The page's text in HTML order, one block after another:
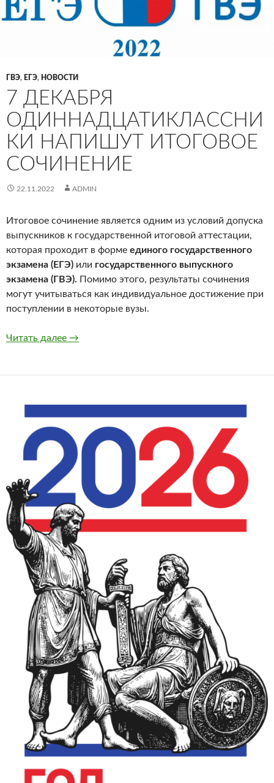
ГВЭ, ЕГЭ, НОВОСТИ
7 ДЕКАБРЯ
ОДИННАДЦАТИКЛАССНИ
КИ НАПИШУТ ИТОГОВОЕ
СОЧИНЕНИЕ
22.11.2022 ADMIN
Итоговое сочинение является одним из условий допуска
выпускников к государственной итоговой аттестации,
которая проходит в форме единого государственного
экзамена (ЕГЭ) или государственного выпускного
экзамена (ГВЭ). Помимо этого, результаты сочинения
могут учитываться как индивидуальное достижение при
поступлении в некоторые вузы.
Читать далее 7 декабря одиннадцатиклассники напишут
→